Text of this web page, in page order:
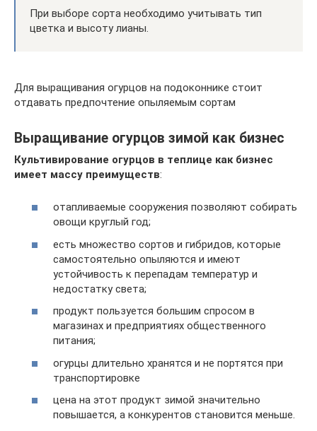
При выборе сорта необходимо учитывать тип
цветка и высоту лианы.
Для выращивания огурцов на подоконнике стоит
отдавать предпочтение опыляемым сортам
Выращивание огурцов зимой как бизнес
Культивирование огурцов в теплице как бизнес
имеет массу преимуществ:
отапливаемые сооружения позволяют собирать
овощи круглый год;
есть множество сортов и гибридов, которые
самостоятельно опыляются и имеют
устойчивость к перепадам температур и
недостатку света;
продукт пользуется большим спросом в
магазинах и предприятиях общественного
питания;
огурцы длительно хранятся и не портятся при
транспортировке
цена на этот продукт зимой значительно
повышается, а конкурентов становится меньше.